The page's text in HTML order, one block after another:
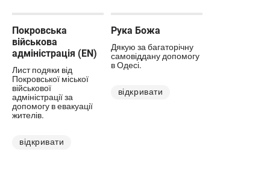
Покровська
військова
адміністрація (EN)
Лист подяки від
Покровської міської
військової
адміністрації за
допомогу в евакуації
жителів.
відкривати
Рука Божа
Дякую за багаторічну
самовіддану допомогу
в Одесі.
відкривати